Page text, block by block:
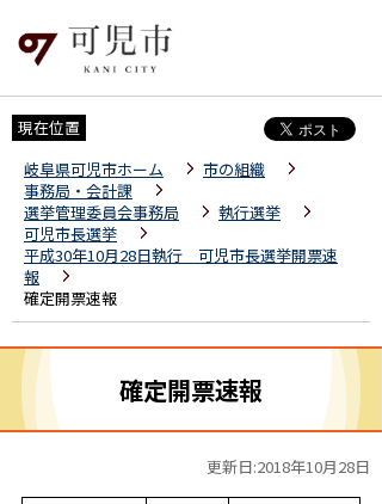
現在位置
岐阜県可児市ホーム
市の組織
事務局・会計課
選挙管理委員会事務局
執行選挙
可児市長選挙
平成30年10月28日執行 可児市長選挙開票速
報
確定開票速報
確定開票速報
更新日:2018年10月28日